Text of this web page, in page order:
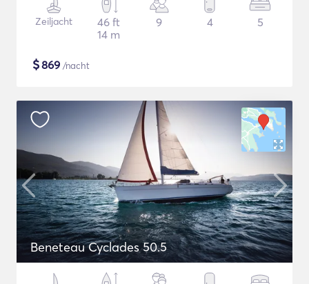
Zeiljacht
46 ft
14 m
9 4 5
$869 /nacht
Beneteau Cyclades 50.5